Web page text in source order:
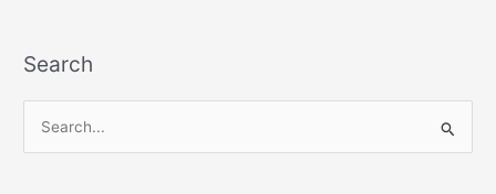
Search